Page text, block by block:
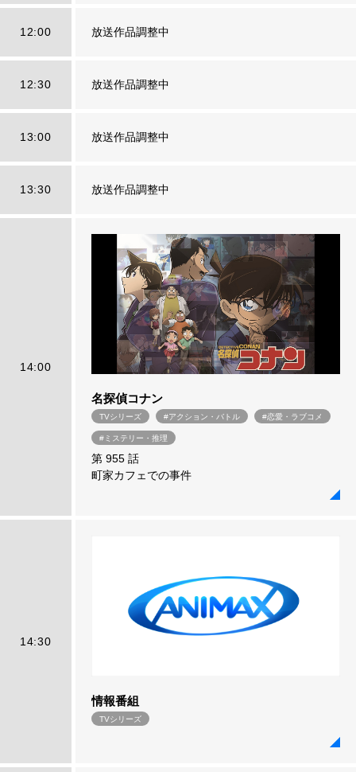
12:00 放送作品調整中
12:30 放送作品調整中
13:00 放送作品調整中
13:30 放送作品調整中
14:00
名探偵コナン
TVシリーズ #アクション・バトル #恋愛・ラブコメ
#ミステリー・推理
第 955 話
町家カフェでの事件
14:30
情報番組
TVシリーズ